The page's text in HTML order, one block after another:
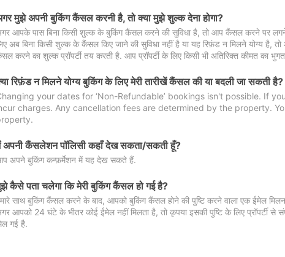
मुझे अपनी बुकिंग कैंसल करनी है, तो क्या मुझे शुल्क देना होगा?
आपके पास बिना किसी शुल्क के बुकिंग कैंसल करने की सुविधा है, तो आप कैंसल करने पर
अब बिना किसी शुल्क के कैंसल किए जाने की सुविधा नहीं है या यह रिफ़ंड न मिलने योग्य
करने का शुल्क प्रॉपर्टी तय करती है. आप प्रॉपर्टी के लिए किसी भी अतिरिक्त कीमत का
रिफ़ंड न मिलने योग्य बुकिंग के लिए मेरी तारीखें कैंसल की या बदली जा सकती है?
your dates for ‘Non-Refundable’ bookings isn't possible. If
charges. Any cancellation fees are determined by the property.
अपनी कैंसलेशन पॉलिसी कहाँ देख सकता/सकती हूँ?
अपने बुकिंग कन्फ़र्मेशन में यह देख सकते हैं.
कैसे पता चलेगा कि मेरी बुकिंग कैंसल हो गई है?
साथ बुकिंग कैंसल करने के बाद, आपको बुकिंग कैंसल होने की पुष्टि करने वाला एक ईमेल
आपको 24 घंटे के भीतर कोई ईमेल नहीं मिलता है, तो कृपया इसकी पुष्टि के लिए प्रॉपर्टी
गई है.